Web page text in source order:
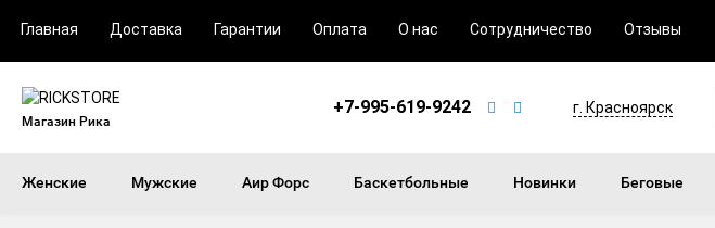
Главная Доставка Гарантии Оплата О нас Сотрудничество Отзывы
Магазин Рика
+7-995-619-9242 г. Красноярск
Женские Мужские Аир Форс Баскетбольные Новинки Беговые